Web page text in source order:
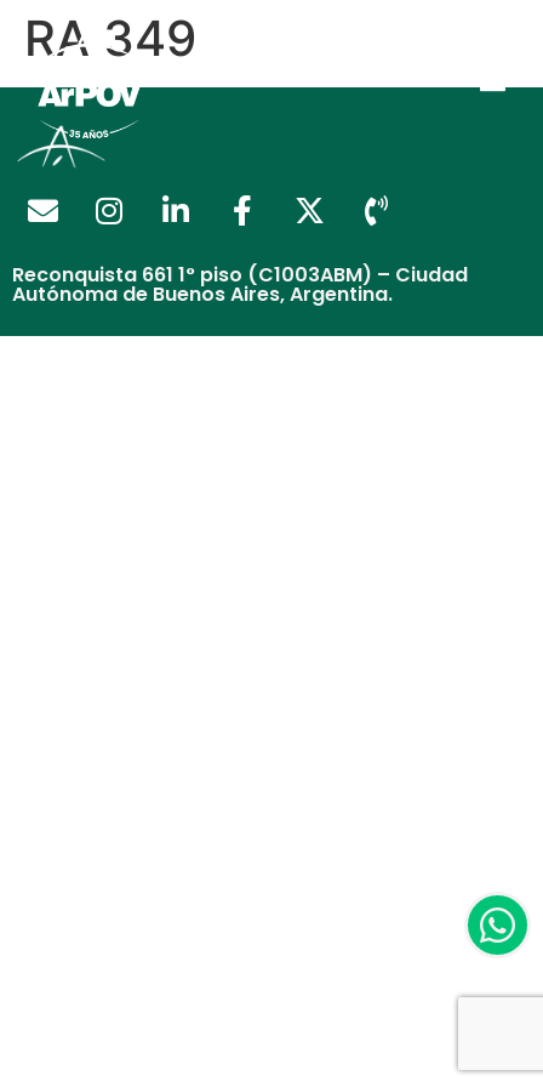
RA 349
Reconquista 661 1° piso (C1003ABM) – Ciudad
Autónoma de Buenos Aires, Argentina.